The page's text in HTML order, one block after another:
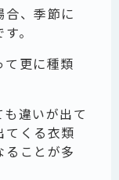
合、季節に
。
て更に種類
違いが出て
てくる衣類
ることが多